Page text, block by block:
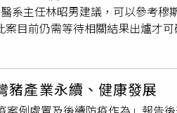
三階段防疫，除延續既有措施外
可解除全國豬隻禁運與禁宰，
，將影響疫情掌握，此外，台南
持續向豬農喊話提醒。農業部
將第一時間對外說明，而針對仍
境查驗外，也呼籲民眾配合防疫
系主任林昭男建議，可以參考穆
目前仍需等待相關結果出爐才
，未來將針對廚餘餵豬進行滾
報》報導，屏科大獸醫系主任林
期讓農業部的養豬畜牧系統處理
量污染到廚餘等，若消毒又不完
產業永續、健康發展